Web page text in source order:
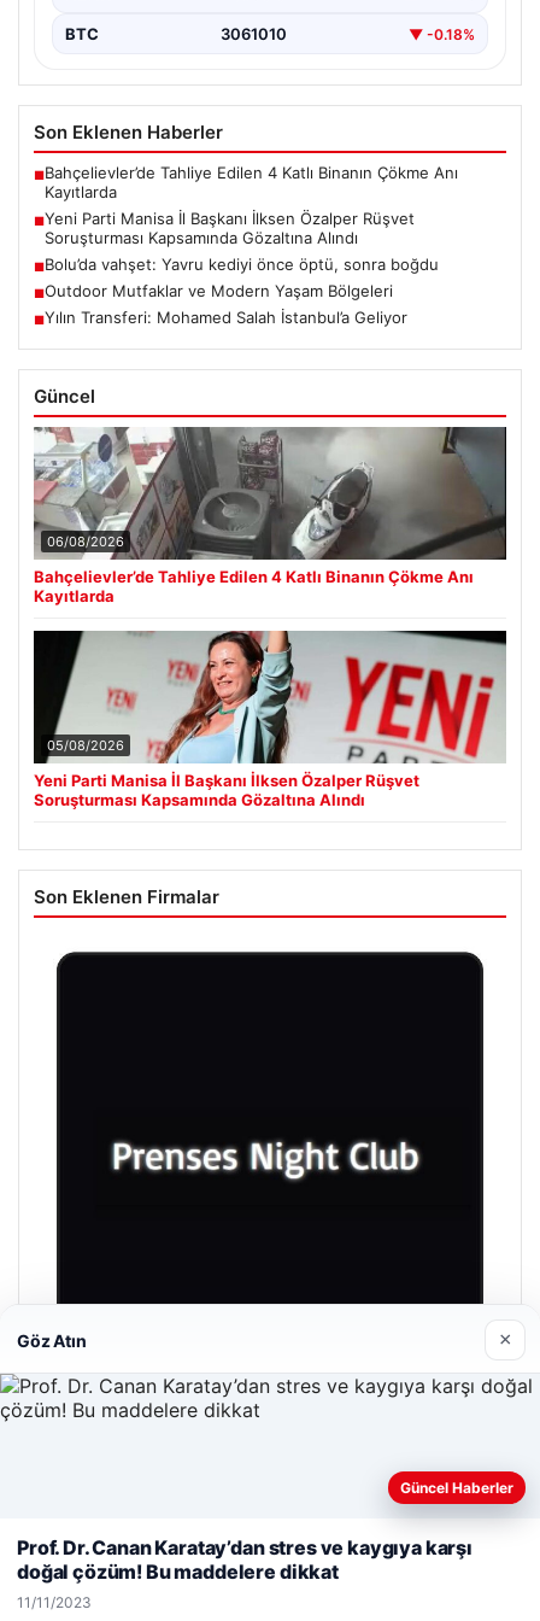
BTC 3061010 ▼ -0.18%
Son Eklenen Haberler
■Bahçelievler’de Tahliye Edilen 4 Katlı Binanın Çökme Anı
Kayıtlarda
■Yeni Parti Manisa İl Başkanı İlksen Özalper Rüşvet
Soruşturması Kapsamında Gözaltına Alındı
■Bolu’da vahşet: Yavru kediyi önce öptü, sonra boğdu
■Outdoor Mutfaklar ve Modern Yaşam Bölgeleri
■Yılın Transferi: Mohamed Salah İstanbul’a Geliyor
Güncel
06/08/2026
Bahçelievler’de Tahliye Edilen 4 Katlı Binanın Çökme Anı
Kayıtlarda
05/08/2026
Yeni Parti Manisa İl Başkanı İlksen Özalper Rüşvet
Soruşturması Kapsamında Gözaltına Alındı
Son Eklenen Firmalar
Web sitemizi nasıl kullandığınızı daha iyi anlayabilmek,
kullanıyoruz.Çerez Politikamız
Reddet
Göz Atın ×
Güncel Haberler
Prof. Dr. Canan Karatay’dan stres ve kaygıya karşı
doğal çözüm! Bu maddelere dikkat
11/11/2023